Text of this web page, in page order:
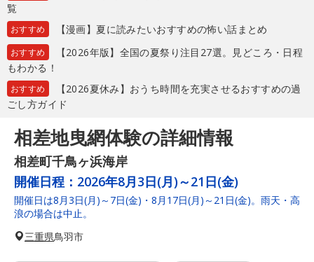
覧
おすすめ 【漫画】夏に読みたいおすすめの怖い話まとめ
おすすめ
【2026年版】全国の夏祭り注目27選。見どころ・日程
もわかる！
おすすめ
【2026夏休み】おうち時間を充実させるおすすめの過
ごし方ガイド
相差地曳網体験の詳細情報
相差町千鳥ヶ浜海岸
開催日程： 2026年8月3日(月)～21日(金)
開催日は8月3日(月)～7日(金)・8月17日(月)～21日(金)。雨天・高
浪の場合は中止。
三重県鳥羽市